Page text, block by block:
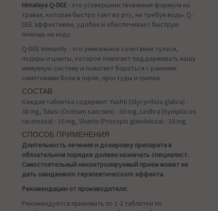
Himalaya Q-DEE - это усовершенствованная формула на
травах, которая быстро тает во рту, не требуя воды. Q-
DEE эффективен, удобен и обеспечивает быструю
помощь на ходу.
Q-DEE Immunity - это уникальное сочетание туласи,
лодхры и шанты, которое помогает поддерживать вашу
иммунную систему и помогает бороться с ранними
симптомами боли в горле, простуды и гриппа.
СОСТАВ
Каждая таблетка содержит: Yashti (Glycyrrhiza glabra) -
38 mg, Tulasi (Ocimum sanctum) - 30 mg, Lodhra (Symplocos
racemosa) - 16 mg, Shanta (Prosopis glandulosa) - 16 mg.
СПОСОБ ПРИМЕНЕНИЯ
Длительность лечения и дозировку препарата в
обязательном порядке должен назначать специалист.
Самостоятельный неконтролируемый прием может не
дать ожидаемого терапевтического эффекта.
Рекомендации от производителя:
Рекомендуется принимать по 1-2 таблетки по